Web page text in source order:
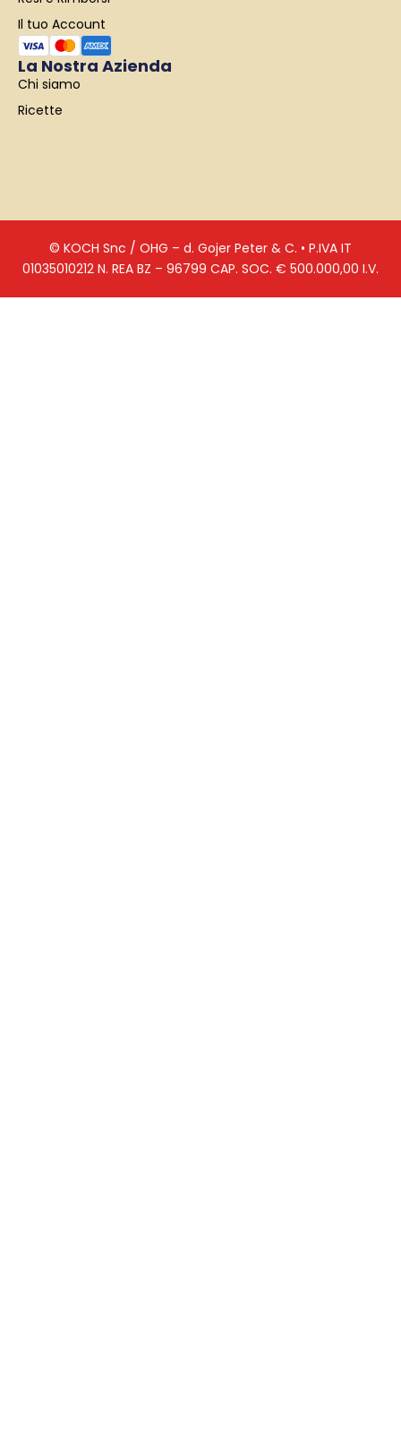
Il tuo Account
La Nostra Azienda
Chi siamo
Ricette
© KOCH Snc / OHG – d. Gojer Peter & C. • P.IVA IT
01035010212 N. REA BZ – 96799 CAP. SOC. € 500.000,00 I.V.